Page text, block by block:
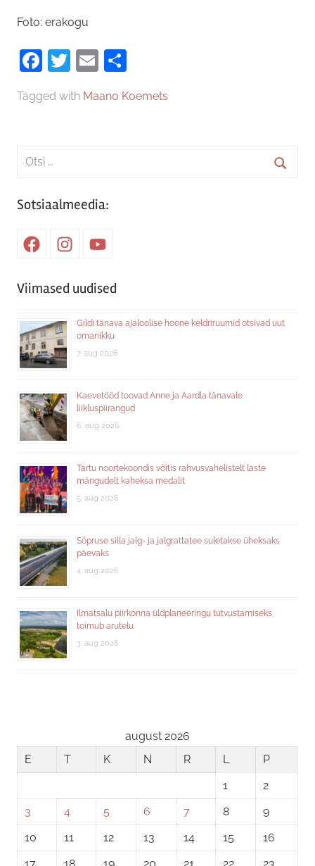
Foto: erakogu
Facebook
Twitter
Email
Tagged with Maano Koemets
Search
Sotsiaalmeedia:
FacebookInstagramYoutube
Viimased uudised
Gildi tänava ajaloolise hoone keldriruumid otsivad uut
omanikku
7. aug 2026
Kaevetööd toovad Anne ja Aardla tänavale
liikluspiirangud
6. aug 2026
Tartu noortekoondis võitis rahvusvahelistelt laste
mängudelt kaheksa medalit
5. aug 2026
Sõpruse silla jalg- ja jalgrattatee suletakse üheksaks
päevaks
4. aug 2026
Ilmatsalu piirkonna üldplaneeringu tutvustamiseks
toimub arutelu
3. aug 2026
august 2026
E
T K N R L
P
1
2
3
4 5 6 7 8
9
10
11 12 13 14 15
16